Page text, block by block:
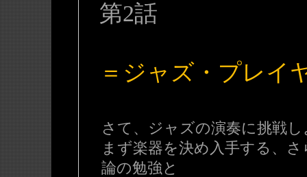
第2話
＝ジャズ・プレイ
さて、ジャズの演奏に挑戦
まず楽器を決め入手する、
論の勉強と